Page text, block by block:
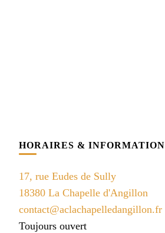
HORAIRES & INFORMATION
17, rue Eudes de Sully
18380 La Chapelle d'Angillon
contact@aclachapelledangillon.fr
Toujours ouvert